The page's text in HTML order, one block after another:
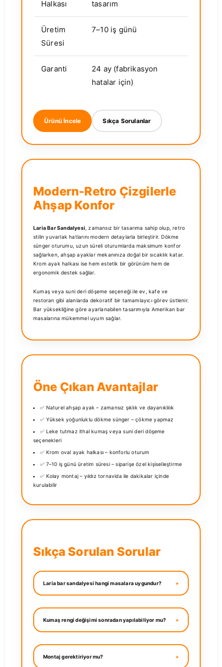
Halkası tasarım
Üretim
Süresi
7–10 iş günü
Garanti
24 ay (fabrikasyon
hatalar için)
Ürünü İncele Sıkça Sorulanlar
Modern-Retro Çizgilerle
Ahşap Konfor
Laria Bar Sandalyesi , zamansız bir tasarıma sahip olup, retro
stilin yuvarlak hatlarını modern detaylarla birleştirir. Dökme
sünger oturumu, uzun süreli oturumlarda maksimum konfor
sağlarken, ahşap ayaklar mekanınıza doğal bir sıcaklık katar.
Krom ayak halkası ise hem estetik bir görünüm hem de
ergonomik destek sağlar.
Kumaş veya suni deri döşeme seçeneği ile ev, kafe ve
restoran gibi alanlarda dekoratif bir tamamlayıcı görev üstlenir.
Bar yüksekliğine göre ayarlanabilen tasarımıyla Amerikan bar
masalarına mükemmel uyum sağlar.
Öne Çıkan Avantajlar
✅ Naturel ahşap ayak – zamansız şıklık ve dayanıklılık
✅ Yüksek yoğunluklu dökme sünger – çökme yapmaz
✅ Leke tutmaz ithal kumaş veya suni deri döşeme
seçenekleri
✅ Krom oval ayak halkası – konforlu oturum
✅ 7–10 iş günü üretim süresi – siparişe özel kişiselleştirme
✅ Kolay montaj – yıldız tornavida ile dakikalar içinde
kurulabilir
Sıkça Sorulan Sorular
Laria bar sandalyesi hangi masalara uygundur?
Kumaş rengi değişimi sonradan yapılabiliyor mu?
Montaj gerektiriyor mu?